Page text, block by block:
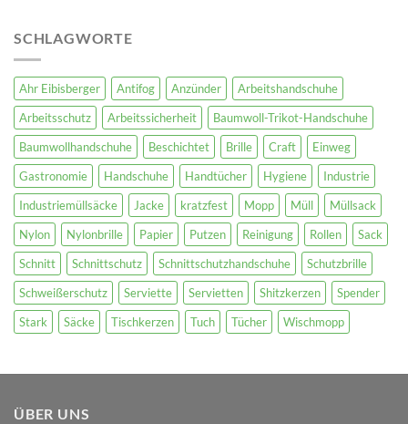
SCHLAGWORTE
Ahr Eibisberger Antifog Anzünder
Arbeitshandschuhe
Arbeitsschutz
Arbeitssicherheit
Baumwoll-Trikot-Handschuhe
Baumwollhandschuhe
Beschichtet Brille Craft
Einweg
Gastronomie
Handschuhe Handtücher Hygiene
Industrie
Industriemüllsäcke
Jacke kratzfest Mopp Müll
Müllsack
Nylon
Nylonbrille Papier Putzen Reinigung Rollen
Sack
Schnitt
Schnittschutz Schnittschutzhandschuhe
Schutzbrille
Schweißerschutz
Serviette Servietten Shitzkerzen
Spender
Stark
Säcke Tischkerzen Tuch Tücher Wischmopp
ÜBER UNS